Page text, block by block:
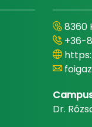
8360
+36-
Dr.